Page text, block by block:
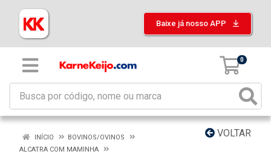
Baixe já nosso APP
0
VOLTAR
INÍCIO
BOVINOS/OVINOS
ALCATRA COM MAMINHA